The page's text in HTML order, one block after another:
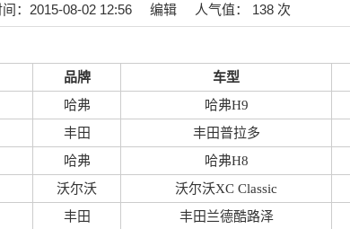
：2015-08-02 12:56 编辑 人气值： 138 次
品牌 车型
哈弗
哈弗H9
丰田
丰田普拉多
哈弗
哈弗H8
沃尔沃
沃尔沃XC Classic
丰田
丰田兰德酷路泽